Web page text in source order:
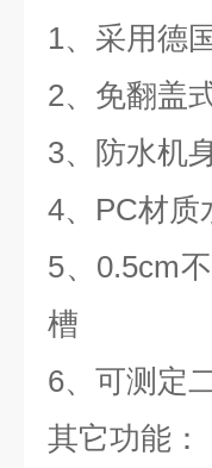
1、采用德
2、免翻盖
3、防水机
4、PC材质
5、0.5cm
槽
6、可测定
其它功能：